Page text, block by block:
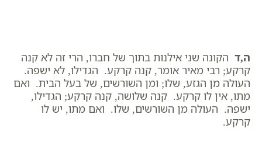
ה,ד הקונה שני אילנות בתוך של חברו, הרי זה לא קנה
קרקע; רבי מאיר אומר, קנה קרקע. הגדילו, לא ישפה.
העולה מן הגזע, שלו; ומן השורשים, של בעל הבית. ואם
מתו, אין לו קרקע. קנה שלושה, קנה קרקע; הגדילו,
ישפה. העולה מן השורשים, שלו. ואם מתו, יש לו
קרקע.